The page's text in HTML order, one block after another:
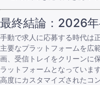
最終結論：2026
手動で求人に応募する時代は
主要なプラットフォームを広
画、受信トレイをクリーンに
ラットフォームとなっています
高度にカスタマイズされたコ